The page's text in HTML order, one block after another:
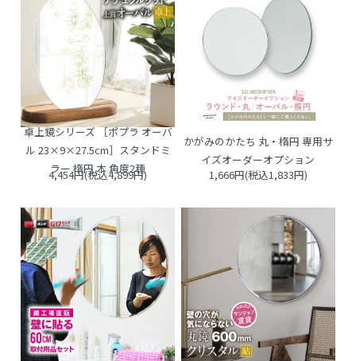
卓上鏡シリーズ ［ポプラ オーバ
ル 23×9×27.5cm］スタンドミ
ラー 楕円 木 角度2種
4,454円(税込4,899円)
かがみのかたち 丸・楕円 専用サ
イズオーダーオプション
1,666円(税込1,833円)